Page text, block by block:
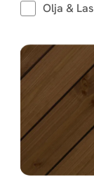
Olja &